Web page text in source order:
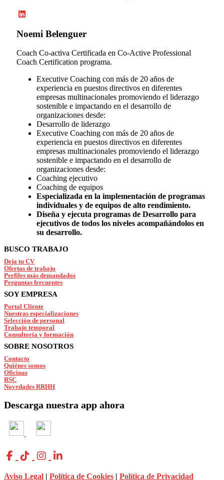
Noemi Belenguer
Coach Co-activa Certificada en Co-Active Professional
Coach Certification programa.
Executive Coaching con más de 20 años de
experiencia en puestos directivos en diferentes
empresas multinacionales promoviendo el liderazgo
sostenible e impactando en el desarrollo de
organizaciones desde:
Desarrollo de liderazgo
Executive Coaching con más de 20 años de
experiencia en puestos directivos en diferentes
empresas multinacionales promoviendo el liderazgo
sostenible e impactando en el desarrollo de
organizaciones desde:
Coaching ejecutivo
Coaching de equipos
Especializada en la implementación de programas
individuales y de equipos de alto rendimiento.
Diseña y ejecuta programas de Desarrollo para
ejecutivos de todos los niveles acompañándolos en
su desarrollo.
Footer
BUSCO TRABAJO
Deja tu CV
Ofertas de trabajo
Perfiles más demandados
Preguntas frecuentes
SOY EMPRESA
Portal Cliente
Nuestras especializaciones
Selección de personal
Trabajo temporal
Consultoría y formación
SOBRE NOSOTROS
Contacto
Quiénes somos
Oficinas
RSC
Novedades RRHH
Descarga nuestra app ahora
Aviso Legal | Política de Cookies | Política de Privacidad